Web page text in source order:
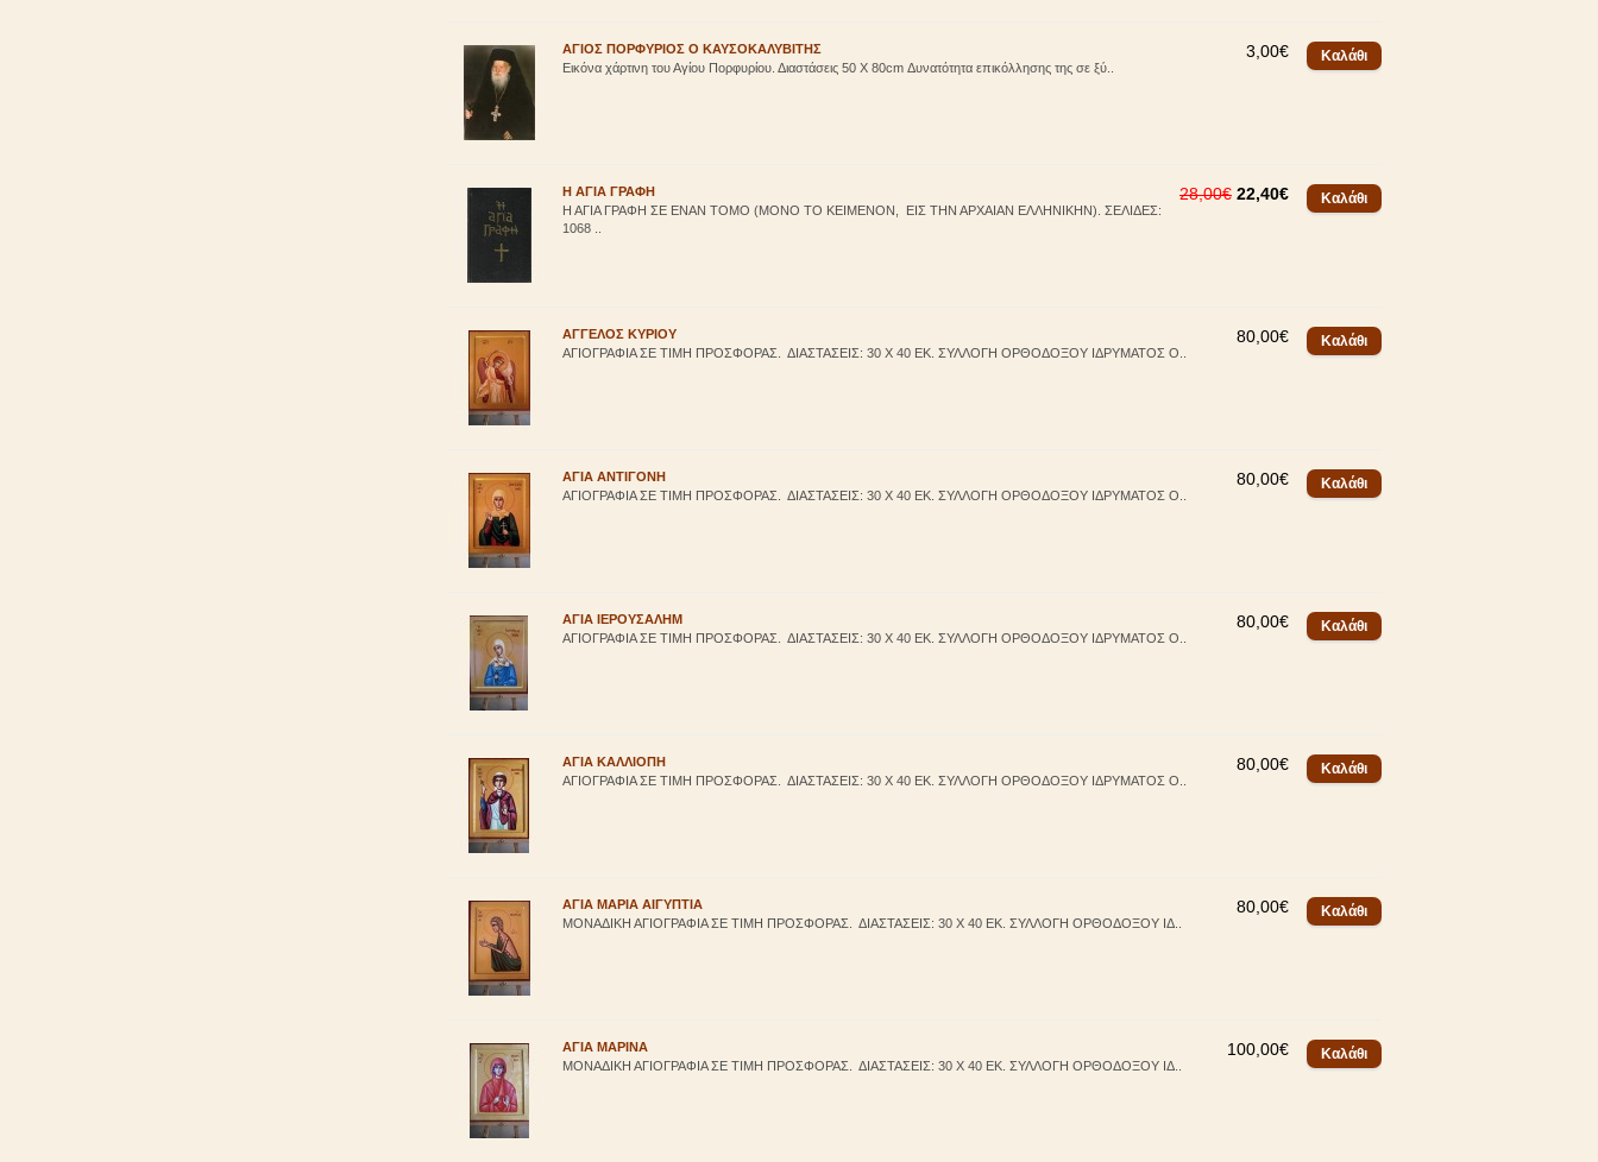
3,00€
ΑΓΙΟΣ ΠΟΡΦΥΡΙΟΣ Ο ΚΑΥΣΟΚΑΛΥΒΙΤΗΣ
Εικόνα χάρτινη του Αγίου Πορφυρίου. Διαστάσεις 50 Χ 80cm Δυνατότητα επικόλλησης της σε ξύ..
28,00€ 22,40€
Η ΑΓΙΑ ΓΡΑΦΗ
Η ΑΓΙΑ ΓΡΑΦΗ ΣΕ ΕΝΑΝ ΤΟΜΟ (ΜΟΝΟ ΤΟ ΚΕΙΜΕΝΟΝ, ΕΙΣ ΤΗΝ ΑΡΧΑΙΑΝ ΕΛΛΗΝΙΚΗΝ). ΣΕΛΙΔΕΣ:
1068 ..
80,00€
ΑΓΓΕΛΟΣ ΚΥΡΙΟΥ
ΑΓΙΟΓΡΑΦΙΑ ΣΕ ΤΙΜΗ ΠΡΟΣΦΟΡΑΣ. ΔΙΑΣΤΑΣΕΙΣ: 30 Χ 40 ΕΚ. ΣΥΛΛΟΓΗ ΟΡΘΟΔΟΞΟΥ ΙΔΡΥΜΑΤΟΣ Ο..
80,00€
ΑΓΙA ΑΝΤΙΓΟΝΗ
ΑΓΙΟΓΡΑΦΙΑ ΣΕ ΤΙΜΗ ΠΡΟΣΦΟΡΑΣ. ΔΙΑΣΤΑΣΕΙΣ: 30 Χ 40 ΕΚ. ΣΥΛΛΟΓΗ ΟΡΘΟΔΟΞΟΥ ΙΔΡΥΜΑΤΟΣ Ο..
80,00€
ΑΓΙA ΙΕΡΟΥΣΑΛΗΜ
ΑΓΙΟΓΡΑΦΙΑ ΣΕ ΤΙΜΗ ΠΡΟΣΦΟΡΑΣ. ΔΙΑΣΤΑΣΕΙΣ: 30 Χ 40 ΕΚ. ΣΥΛΛΟΓΗ ΟΡΘΟΔΟΞΟΥ ΙΔΡΥΜΑΤΟΣ Ο..
80,00€
ΑΓΙA ΚΑΛΛΙΟΠΗ
ΑΓΙΟΓΡΑΦΙΑ ΣΕ ΤΙΜΗ ΠΡΟΣΦΟΡΑΣ. ΔΙΑΣΤΑΣΕΙΣ: 30 Χ 40 ΕΚ. ΣΥΛΛΟΓΗ ΟΡΘΟΔΟΞΟΥ ΙΔΡΥΜΑΤΟΣ Ο..
80,00€
ΑΓΙA ΜΑΡΙΑ ΑΙΓΥΠΤΙΑ
ΜΟΝΑΔΙΚΗ ΑΓΙΟΓΡΑΦΙΑ ΣΕ ΤΙΜΗ ΠΡΟΣΦΟΡΑΣ. ΔΙΑΣΤΑΣΕΙΣ: 30 Χ 40 ΕΚ. ΣΥΛΛΟΓΗ ΟΡΘΟΔΟΞΟΥ ΙΔ..
100,00€
ΑΓΙA ΜΑΡΙΝΑ
ΜΟΝΑΔΙΚΗ ΑΓΙΟΓΡΑΦΙΑ ΣΕ ΤΙΜΗ ΠΡΟΣΦΟΡΑΣ. ΔΙΑΣΤΑΣΕΙΣ: 30 Χ 40 ΕΚ. ΣΥΛΛΟΓΗ ΟΡΘΟΔΟΞΟΥ ΙΔ..